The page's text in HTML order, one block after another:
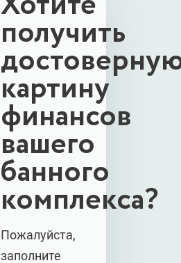
получить
картину
финансов
вашего
банного
комплекса?
Пожалуйста,
заполните